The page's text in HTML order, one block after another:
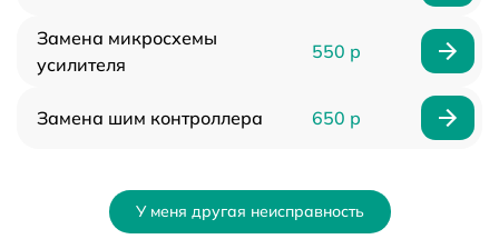
Замена микросхемы
усилителя
550 р
Замена шим контроллера 650 р
У меня другая неисправность